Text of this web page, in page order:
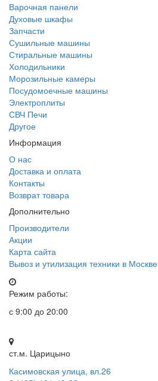
Варочная панели
Духовые шкафы
Запчасти
Сушильные машины
Стиральные машины
Холодильники
Морозильные камеры
Посудомоечные машины
Электроплиты
СВЧ Печи
Другое
Информация
О нас
Доставка и оплата
Контакты
Возврат товара
Дополнительно
Производители
Акции
Карта сайта
Вывоз и утилизация техники в Москве
Режим работы:
с 9:00 до 20:00
ст.м. Царицыно
Касимовская улица, вл.26